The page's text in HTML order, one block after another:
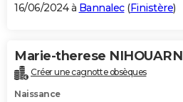
16/06/2024 à Bannalec(Finistère)
Marie-therese NIHOUARN
Créer une cagnotte obsèques
Naissance